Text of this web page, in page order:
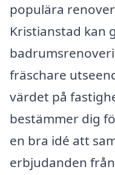
populära
Kristianstad kan
fräschare
värdet på
bestämmer dig
en bra idé att
erbjudanden